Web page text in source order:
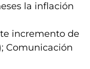
la inflación
incremento de
Comunicación